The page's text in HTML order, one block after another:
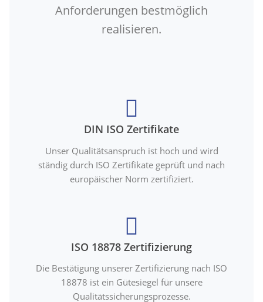
Anforderungen bestmöglich
realisieren.
DIN ISO Zertifikate
Unser Qualitätsanspruch ist hoch und wird
ständig durch ISO Zertifikate geprüft und nach
europäischer Norm zertifiziert.
ISO 18878 Zertifizierung
Die Bestätigung unserer Zertifizierung nach ISO
18878 ist ein Gütesiegel für unsere
Qualitätssicherungsprozesse.